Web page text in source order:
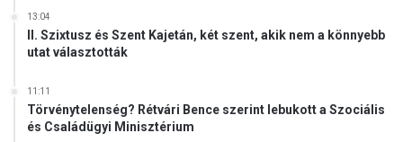
13:04
II. Szixtusz és Szent Kajetán, két szent, akik nem a könnyebb
utat választották
11:11
Törvénytelenség? Rétvári Bence szerint lebukott a Szociális
és Családügyi Minisztérium